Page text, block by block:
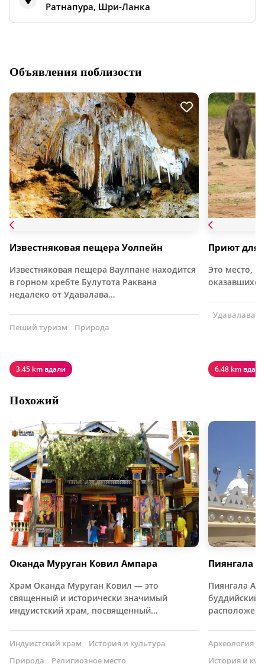
Ратнапура, Шри-Ланка
Объявления поблизости
Известняковая пещера Уолпейн
Известняковая пещера Ваулпане находится
в горном хребте Булутота Раквана
недалеко от Удавалава…
Пеший туризм Природа
3.45 km вдали
Приют для
Это место,
Удавалава,
6.48 km вдали
Похожий
Оканда Муруган Ковил Ампара
Храм Оканда Муруган Ковил — это
священный и исторически значимый
индуистский храм, посвященный…
Индуистский храм
История и культура
Природа
Религиозное место
Пиянгала
Пиянгала
буддийский
Археология
История и